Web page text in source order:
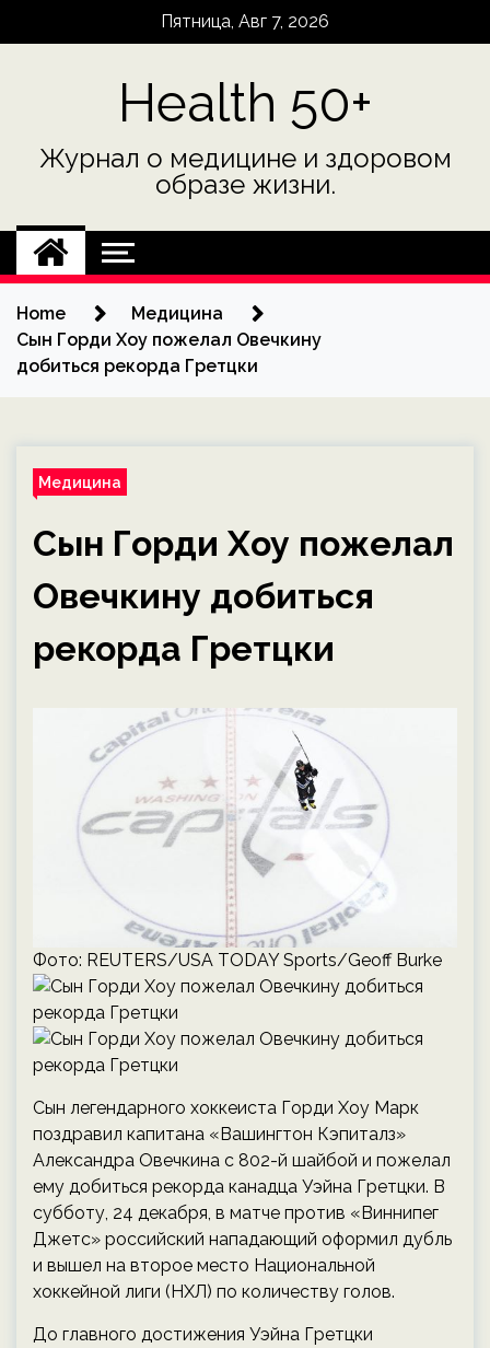
Пятница, Авг 7, 2026
Health 50+
Журнал о медицине и здоровом
образе жизни.
Home
Медицина
Сын Горди Хоу пожелал Овечкину
добиться рекорда Гретцки
Медицина
Сын Горди Хоу пожелал
Овечкину добиться
рекорда Гретцки
Фото: REUTERS/USA TODAY Sports/Geoff Burke
Сын легендарного хоккеиста Горди Хоу Марк
поздравил капитана «Вашингтон Кэпиталз»
Александра Овечкина с 802-й шайбой и пожелал
ему добиться рекорда канадца Уэйна Гретцки. В
субботу, 24 декабря, в матче против «Виннипег
Джетс» российский нападающий оформил дубль
и вышел на второе место Национальной
хоккейной лиги (НХЛ) по количеству голов.
До главного достижения Уэйна Гретцки